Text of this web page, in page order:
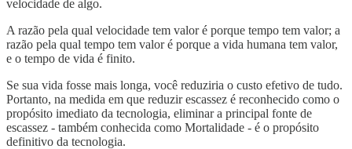
velocidade de algo.
A razão pela qual velocidade tem valor é porque tempo tem valor; a
razão pela qual tempo tem valor é porque a vida humana tem valor,
e o tempo de vida é finito.
Se sua vida fosse mais longa, você reduziria o custo efetivo de tudo.
Portanto, na medida em que reduzir escassez é reconhecido como o
propósito imediato da tecnologia, eliminar a principal fonte de
escassez - também conhecida como Mortalidade - é o propósito
definitivo da tecnologia.